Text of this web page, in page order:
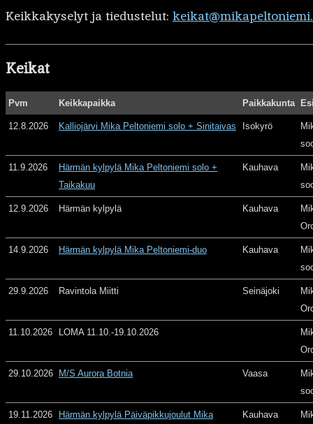
Keikkakyselyt ja tiedustelut:
Keikat
Pvm Keikkapaikka Paikkakunta
12.8.2026 Kalliojärvi Mika Peltoniemi solo + Sinitaivas Isokyrö
11.9.2026
Härmän kylpylä Mika Peltoniemi solo +
Taikakuu
Kauhava
12.9.2026 Härmän kylpylä Kauhava
14.9.2026 Härmän kylpylä Mika Peltoniemi-duo Kauhava
29.9.2026 Ravintola Miitti Seinäjoki
11.10.2026 LOMA 11.10.-19.10.2026
29.10.2026 M/S Aurora Botnia Vaasa
19.11.2026
Härmän kylpylä Päiväpikkujoulut Mika
Kauhava